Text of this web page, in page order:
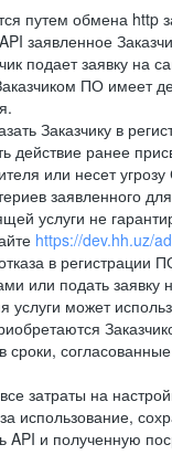
путем обмена
заявленное
подает заявку на
ПО имеет
Заказчику в
действие ранее
или несет
заявленного
услуги не
https://dev.hh.uz/
в регистрации
или подать заявку
услуги может
сроки,
затраты на
использование,
API и